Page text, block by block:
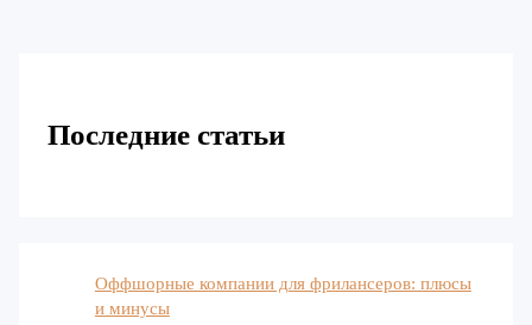
Последние статьи
Оффшорные компании для фрилансеров: плюсы
и минусы